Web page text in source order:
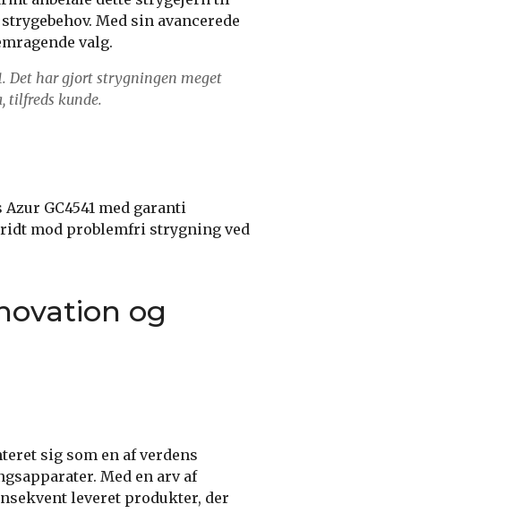
Med sin avancerede
valg.
Det har gjort strygningen meget
tilfreds kunde.
GC4541 med garanti
mod problemfri strygning ved
og
sig som en af verdens
Med en arv af
leveret produkter, der